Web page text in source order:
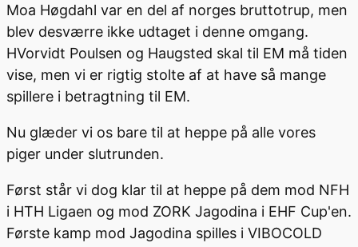
Moa Høgdahl var en del af norges bruttotrup, men
blev desværre ikke udtaget i denne omgang.
HVorvidt Poulsen og Haugsted skal til EM må tiden
vise, men vi er rigtig stolte af at have så mange
spillere i betragtning til EM.
Nu glæder vi os bare til at heppe på alle vores
piger under slutrunden.
Først står vi dog klar til at heppe på dem mod NFH
i HTH Ligaen og mod ZORK Jagodina i EHF Cup'en.
Første kamp mod Jagodina spilles i VIBOCOLD